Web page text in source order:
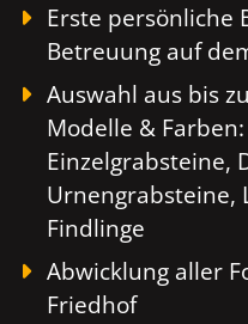
Erste persönliche
Betreuung auf
Auswahl aus bis
Modelle & Farben:
Einzelgrabsteine,
Urnengrabsteine,
Findlinge
Abwicklung aller
Friedhof